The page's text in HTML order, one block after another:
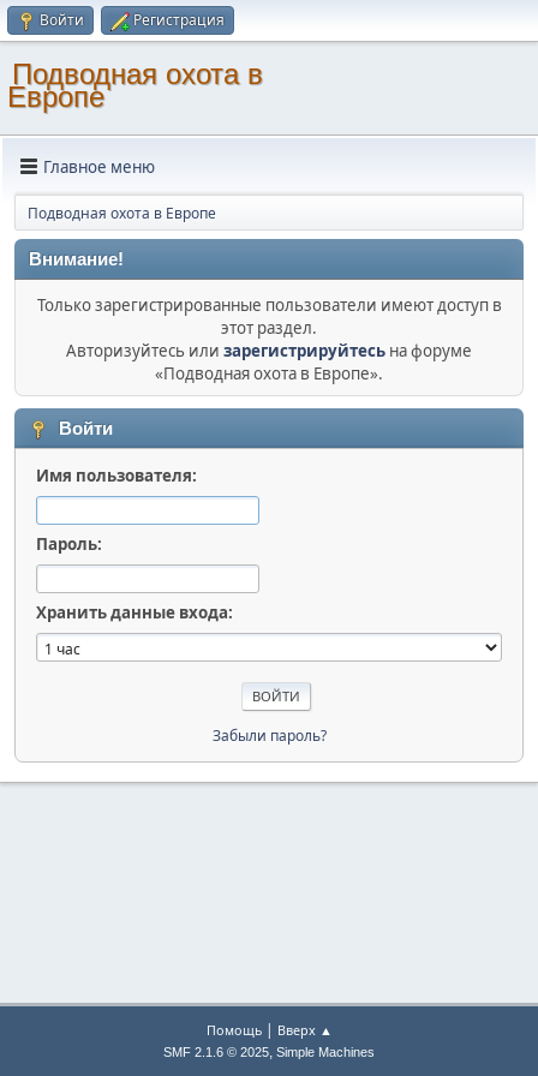
Войти Регистрация
Подводная охота в
Европе
Главное меню
Подводная охота в Европе
Внимание!
Только зарегистрированные пользователи имеют доступ в
этот раздел.
Авторизуйтесь или зарегистрируйтесь на форуме
«Подводная охота в Европе».
Войти
Имя пользователя:
Пароль:
Хранить данные входа:
Забыли пароль?
Помощь| Вверх ▲
SMF 2.1.6 © 2025, Simple Machines